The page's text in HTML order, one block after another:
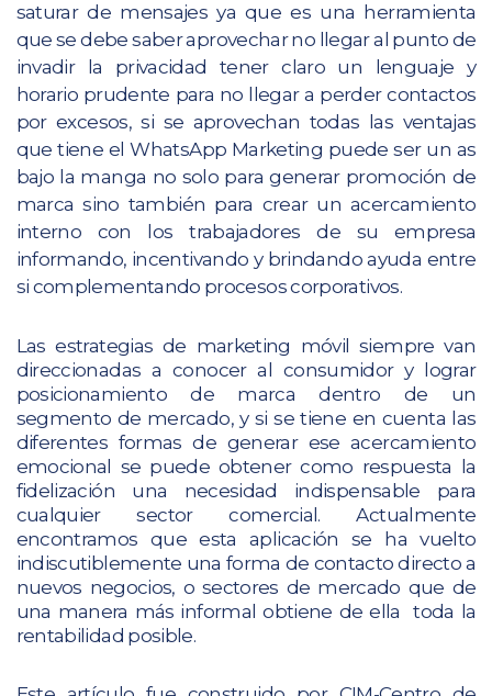
saturar de mensajes ya que es una herramienta
que se debe saber aprovechar no llegar al punto de
invadir la privacidad tener claro un lenguaje y
horario prudente para no llegar a perder contactos
por excesos, si se aprovechan todas las ventajas
que tiene el WhatsApp Marketing puede ser un as
bajo la manga no solo para generar promoción de
marca sino también para crear un acercamiento
interno con los trabajadores de su empresa
informando, incentivando y brindando ayuda entre
si complementando procesos corporativos.
Las estrategias de marketing móvil siempre van
direccionadas a conocer al consumidor y lograr
posicionamiento de marca dentro de un
segmento de mercado, y si se tiene en cuenta las
diferentes formas de generar ese acercamiento
emocional se puede obtener como respuesta la
fidelización una necesidad indispensable para
cualquier sector comercial. Actualmente
encontramos que esta aplicación se ha vuelto
indiscutiblemente una forma de contacto directo a
nuevos negocios, o sectores de mercado que de
una manera más informal obtiene de ella toda la
rentabilidad posible.